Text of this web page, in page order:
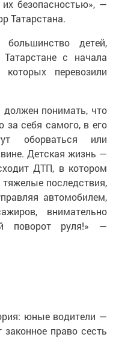
безопасностью», —
Татарстана.
детей,
с начала
перевозили
должен понимать, что
за себя самого, в его
оборваться или
Детская жизнь —
ДТП, в котором
последствия,
автомобилем,
внимательно
поворот руля!» —
юные водители —
право сесть